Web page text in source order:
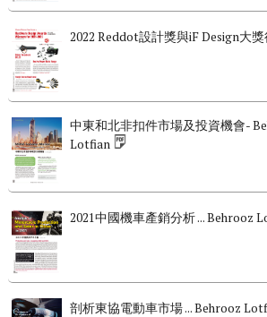
2022 Reddot設計獎與iF Design大
中東和北非扣件市場及投資機會-
Lotfian
2021中國機車產銷分析 ... Behrooz
剖析東協電動車市場 ... Behrooz